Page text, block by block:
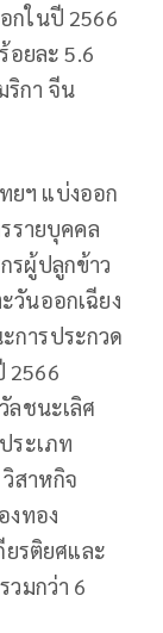
กในปี 2566
อยละ 5.6
ริกา จีน
ยฯ แบ่งออก
รายบุคคล
รผู้ปลูกข้าว
วันออกเฉียง
การประกวด
2566
ลชนะเลิศ
ระเภท
สาหกิจ
งทอง
ยรติยศและ
วมกว่า 6